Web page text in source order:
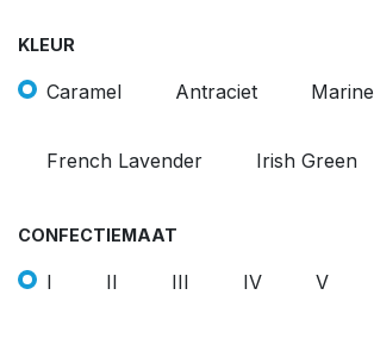
KLEUR
Caramel Antraciet Marine
French Lavender Irish Green
CONFECTIEMAAT
I II III IV V